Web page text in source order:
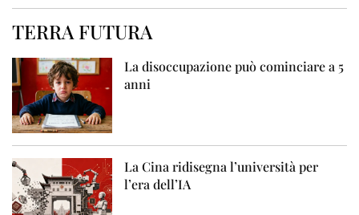
TERRA FUTURA
La disoccupazione può cominciare a 5
anni
La Cina ridisegna l’università per
l’era dell’IA